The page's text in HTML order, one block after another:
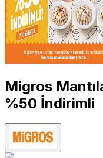
Migros
%50 İndirimli